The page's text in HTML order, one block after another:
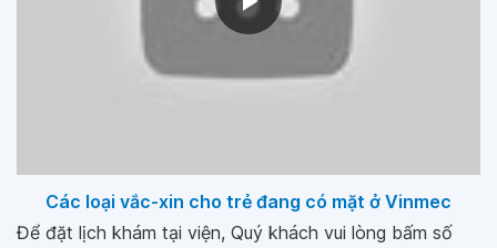
Các loại vắc-xin cho trẻ đang có mặt ở Vinmec
Để đặt lịch khám tại viện, Quý khách vui lòng bấm số